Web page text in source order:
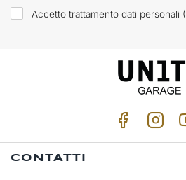
Accetto trattamento dati personali (
CONTATTI